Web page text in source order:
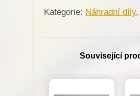
R26
Kategorie: Náhradní díly,
Související